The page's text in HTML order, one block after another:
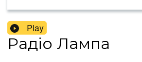
Play
Радіо Лампа